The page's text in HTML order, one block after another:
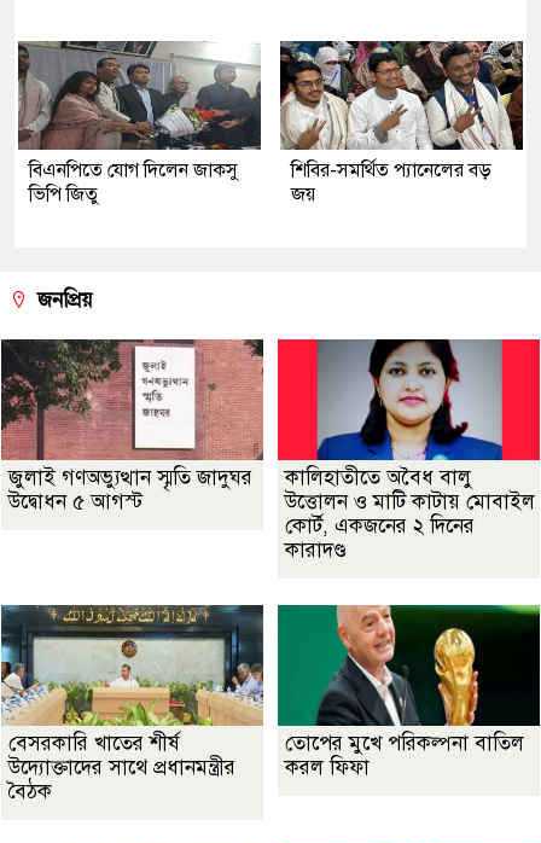
বিএনপিতে যোগ দিলেন জাকসু
ভিপি জিতু
শিবির-সমর্থিত প্যানেলের বড়
জয়
জনপ্রিয়
জুলাই গণঅভ্যুত্থান স্মৃতি জাদুঘর
উদ্বোধন ৫ আগস্ট
কালিহাতীতে অবৈধ বালু
উত্তোলন ও মাটি কাটায় মোবাইল
কোর্ট, একজনের ২ দিনের
কারাদণ্ড
বেসরকারি খাতের শীর্ষ
উদ্যোক্তাদের সাথে প্রধানমন্ত্রীর
বৈঠক
তোপের মুখে পরিকল্পনা বাতিল
করল ফিফা